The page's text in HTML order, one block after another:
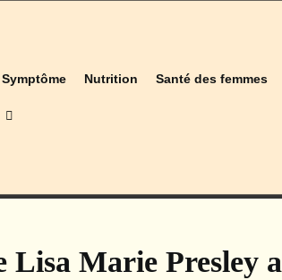
Symptôme Nutrition Santé des femmes
Marie Presley a